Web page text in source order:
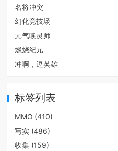
名将冲突
幻化竞技场
元气唤灵师
燃烧纪元
冲啊，逗英雄
标签列表
MMO (410)
写实 (486)
收集 (159)